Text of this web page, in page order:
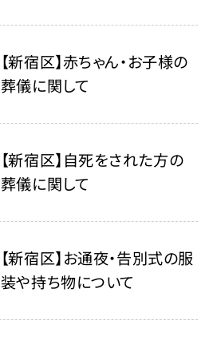
【新宿区】赤ちゃん・お子様の
葬儀に関して
【新宿区】自死をされた方の
葬儀に関して
【新宿区】お通夜・告別式の服
装や持ち物について